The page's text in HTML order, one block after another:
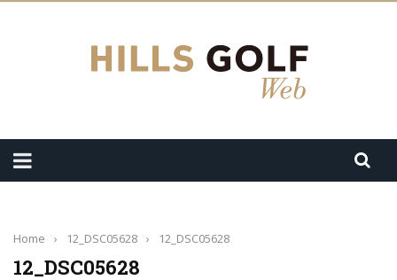
Home › 12_DSC05628 › 12_DSC05628
12_DSC05628